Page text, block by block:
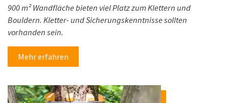
900 m² Wandfläche bieten viel Platz zum Klettern und
Bouldern. Kletter- und Sicherungskenntnisse sollten
vorhanden sein.
Mehr erfahren